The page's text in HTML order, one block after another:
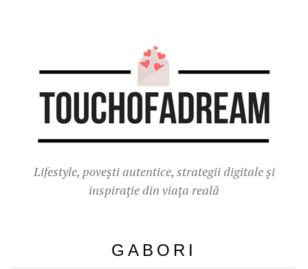
Lifestyle, povești autentice, strategii digitale și
inspirație din viața reală
GABORI